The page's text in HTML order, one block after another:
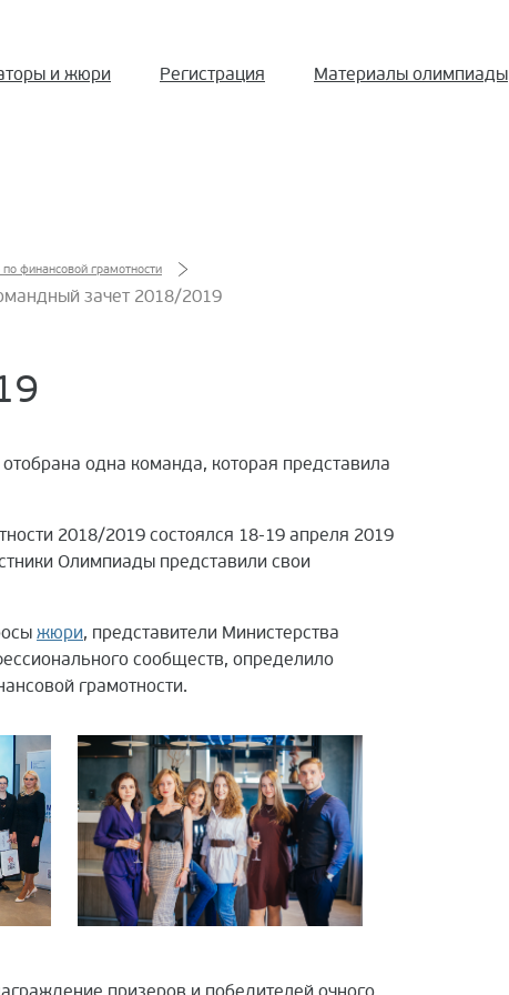
и жюри Регистрация Материалы олимпиады
финансовой грамотности
зачет 2018/2019
одна команда, которая представила
2018/2019 состоялся 18-19 апреля 2019
Олимпиады представили свои
жюри, представители Министерства
сообществ, определило
грамотности.